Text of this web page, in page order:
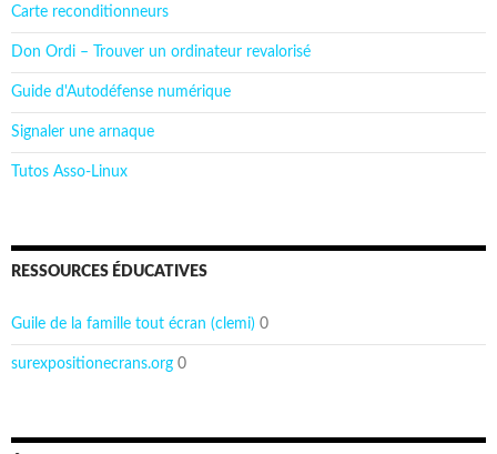
Carte reconditionneurs
Don Ordi – Trouver un ordinateur revalorisé
Guide d'Autodéfense numérique
Signaler une arnaque
Tutos Asso-Linux
RESSOURCES ÉDUCATIVES
Guile de la famille tout écran (clemi) 0
surexpositionecrans.org 0